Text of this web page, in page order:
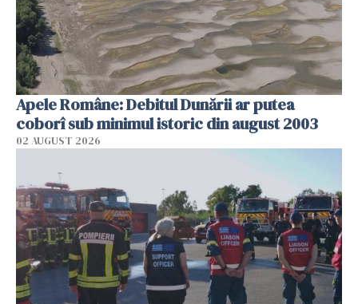
Apele Române: Debitul Dunării ar putea
coborî sub minimul istoric din august 2003
02 AUGUST 2026